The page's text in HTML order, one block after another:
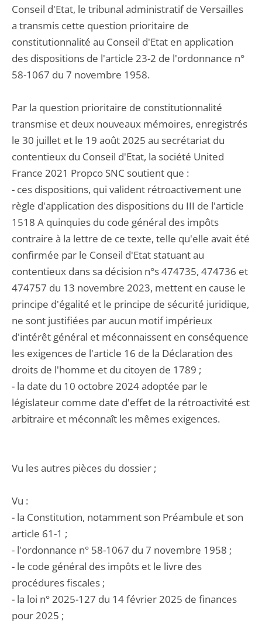
Conseil d'Etat, le tribunal administratif de Versailles
a transmis cette question prioritaire de
constitutionnalité au Conseil d'Etat en application
des dispositions de l'article 23-2 de l'ordonnance n°
58-1067 du 7 novembre 1958.
Par la question prioritaire de constitutionnalité
transmise et deux nouveaux mémoires, enregistrés
le 30 juillet et le 19 août 2025 au secrétariat du
contentieux du Conseil d'Etat, la société United
France 2021 Propco SNC soutient que :
- ces dispositions, qui valident rétroactivement une
règle d'application des dispositions du III de l'article
1518 A quinquies du code général des impôts
contraire à la lettre de ce texte, telle qu'elle avait été
confirmée par le Conseil d'Etat statuant au
contentieux dans sa décision n°s 474735, 474736 et
474757 du 13 novembre 2023, mettent en cause le
principe d'égalité et le principe de sécurité juridique,
ne sont justifiées par aucun motif impérieux
d'intérêt général et méconnaissent en conséquence
les exigences de l'article 16 de la Déclaration des
droits de l'homme et du citoyen de 1789 ;
- la date du 10 octobre 2024 adoptée par le
législateur comme date d'effet de la rétroactivité est
arbitraire et méconnaît les mêmes exigences.
Vu les autres pièces du dossier ;
Vu :
- la Constitution, notamment son Préambule et son
article 61-1 ;
- l'ordonnance n° 58-1067 du 7 novembre 1958 ;
- le code général des impôts et le livre des
procédures fiscales ;
- la loi n° 2025-127 du 14 février 2025 de finances
pour 2025 ;